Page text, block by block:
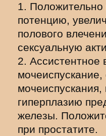
1. Положительно
потенцию,
полового
сексуальную
2. Ассистентное
мочеиспускание,
мочеиспускания,
гиперплазию
железы.
при простатите.